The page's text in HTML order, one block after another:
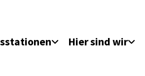
Hier sind wir